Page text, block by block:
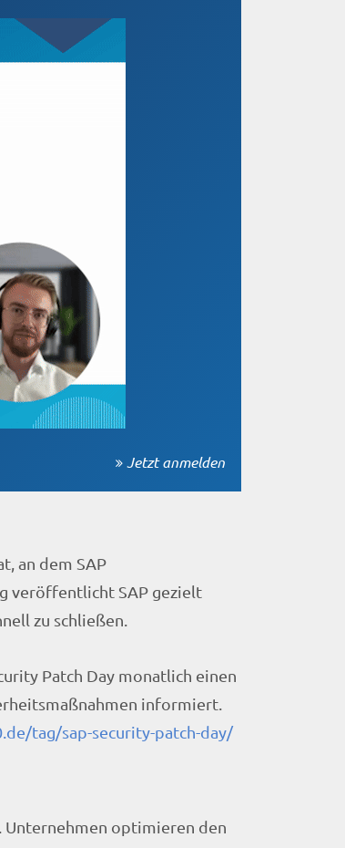
Jetzt anmelden
an dem SAP
veröffentlicht SAP gezielt
zu schließen.
Patch Day monatlich einen
informiert.
tag/sap-security-patch-day/
Unternehmen optimieren den